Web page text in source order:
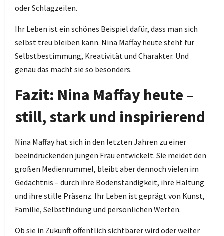
oder Schlagzeilen.
Ihr Leben ist ein schönes Beispiel dafür, dass man sich
selbst treu bleiben kann. Nina Maffay heute steht für
Selbstbestimmung, Kreativität und Charakter. Und
genau das macht sie so besonders.
Fazit: Nina Maffay heute –
still, stark und inspirierend
Nina Maffay hat sich in den letzten Jahren zu einer
beeindruckenden jungen Frau entwickelt. Sie meidet den
großen Medienrummel, bleibt aber dennoch vielen im
Gedächtnis – durch ihre Bodenständigkeit, ihre Haltung
und ihre stille Präsenz. Ihr Leben ist geprägt von Kunst,
Familie, Selbstfindung und persönlichen Werten.
Ob sie in Zukunft öffentlich sichtbarer wird oder weiter